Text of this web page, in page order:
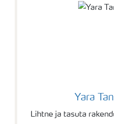
Yara
Lihtne ja tasuta